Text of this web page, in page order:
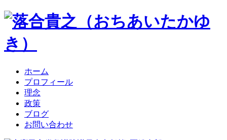
ホーム
プロフィール
理念
政策
ブログ
お問い合わせ